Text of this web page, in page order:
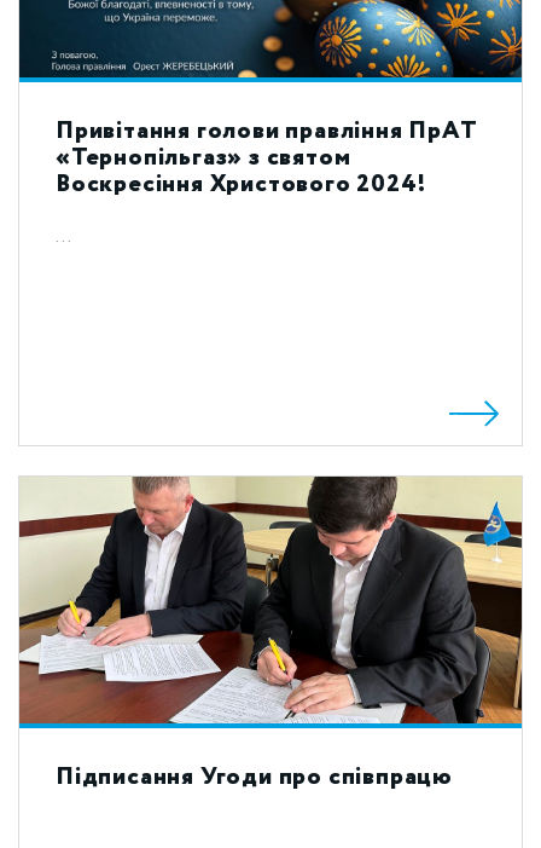
Привітання голови правління ПрАТ
«Тернопільгаз» з святом
Воскресіння Христового 2024!
...
Підписання Угоди про співпрацю